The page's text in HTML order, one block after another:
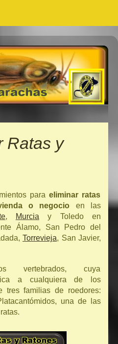
y
paraeliminar ratas
o negocio en las
, Murcia y Toledo en
Álamo, San Pedro del
Torrevieja, San Javier,
vertebrados, cuya
a cualquiera de los
tres familias de roedores:
una de las